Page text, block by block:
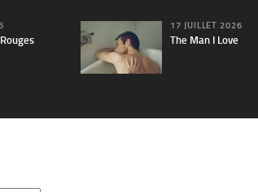
17 JUILLET 2026
The Man I Love